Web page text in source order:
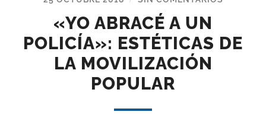
«YO ABRACÉ A UN
POLICÍA»: ESTÉTICAS DE
LA MOVILIZACIÓN
POPULAR